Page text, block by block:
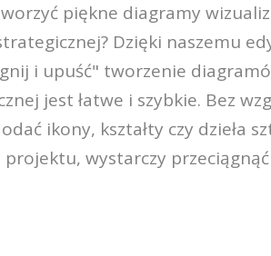
piękne diagramy
Dzięki naszemu
i upuść" tworzenie
jest łatwe i szybkie. Bez
ikony, kształty czy dzieła
projektu, wystarczy